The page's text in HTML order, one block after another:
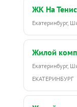
ЖК На
Екатеринбург,
Жилой
ЕКАТЕРИНБУРГ